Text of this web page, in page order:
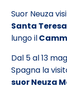
Suor Neuza
Santa Teresa
lungo il
Dal 5 al 13
Spagna la
suor Neuza